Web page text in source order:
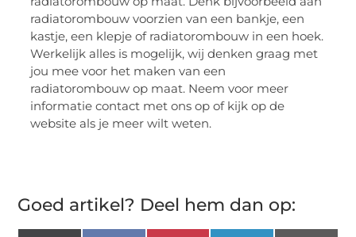
radiatorombouw voorzien van een bankje, een
kastje, een klepje of radiatorombouw in een hoek.
Werkelijk alles is mogelijk, wij denken graag met
jou mee voor het maken van een
radiatorombouw op maat. Neem voor meer
informatie contact met ons op of kijk op de
website als je meer wilt weten.
Goed artikel? Deel hem dan op: